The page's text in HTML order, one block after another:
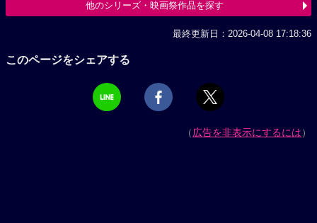
他のシリーズ・映画祭作品を探す
最終更新日：2026-04-08 17:18:36
このページをシェアする
（広告を非表示にするには）